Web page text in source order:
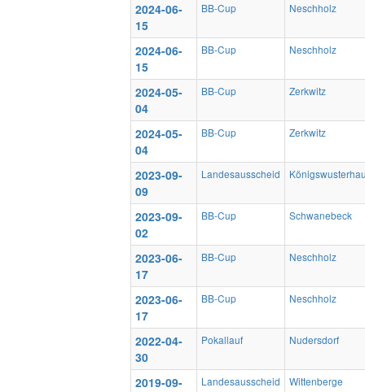
2024-06-
15
BB-Cup Neschholz
2024-06-
15
BB-Cup Neschholz
2024-05-
04
BB-Cup Zerkwitz
2024-05-
04
BB-Cup Zerkwitz
2023-09-
09
Landesausscheid
2023-09-
02
BB-Cup Schwanebeck
2023-06-
17
BB-Cup Neschholz
2023-06-
17
BB-Cup Neschholz
2022-04-
30
Pokallauf Nudersdorf
2019-09-
Landesausscheid Wittenberge